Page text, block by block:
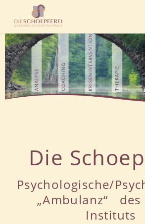
Die
Fachpraxis
Die
Psychologische/
„Ambulanz“ des
Instituts